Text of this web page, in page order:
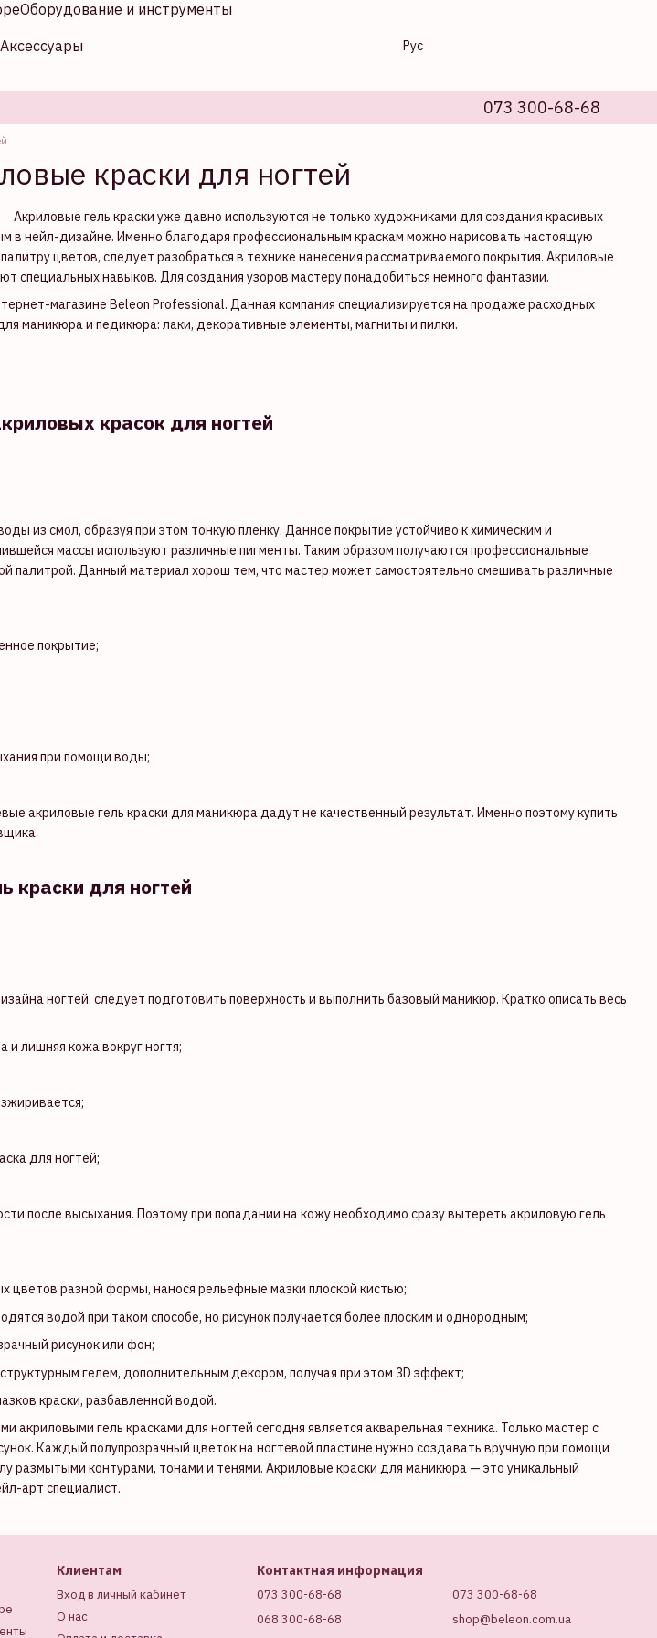
Оборудование и инструменты
Аксессуары
Рус
073 300-68-68
краски для ногтей
Акриловые гель краски уже давно используются не только художниками для создания красивых
в нейл-дизайне. Именно благодаря профессиональным краскам можно нарисовать настоящую
цветов, следует разобраться в технике нанесения рассматриваемого покрытия. Акриловые
специальных навыков. Для создания узоров мастеру понадобиться немного фантазии.
магазине Beleon Professional. Данная компания специализируется на продаже расходных
маникюра и педикюра: лаки, декоративные элементы, магниты и пилки.
красок для ногтей
из смол, образуя при этом тонкую пленку. Данное покрытие устойчиво к химическим и
массы используют различные пигменты. Таким образом получаются профессиональные
палитрой. Данный материал хорош тем, что мастер может самостоятельно смешивать различные
покрытие;
при помощи воды;
акриловые гель краски для маникюра дадут не качественный результат. Именно поэтому купить
краски для ногтей
ногтей, следует подготовить поверхность и выполнить базовый маникюр. Кратко описать весь
и лишняя кожа вокруг ногтя;
для ногтей;
после высыхания. Поэтому при попадании на кожу необходимо сразу вытереть акриловую гель
цветов разной формы, нанося рельефные мазки плоской кистью;
водой при таком способе, но рисунок получается более плоским и однородным;
рисунок или фон;
гелем, дополнительным декором, получая при этом 3D эффект;
краски, разбавленной водой.
гель красками для ногтей сегодня является акварельная техника. Только мастер с
Каждый полупрозрачный цветок на ногтевой пластине нужно создавать вручную при помощи
размытыми контурами, тонами и тенями. Акриловые краски для маникюра — это уникальный
арт специалист.
Клиентам
Вход в личный кабинет
О нас
Контактная информация
073 300-68-68
068 300-68-68
073 300-68-68
shop@beleon.com.ua